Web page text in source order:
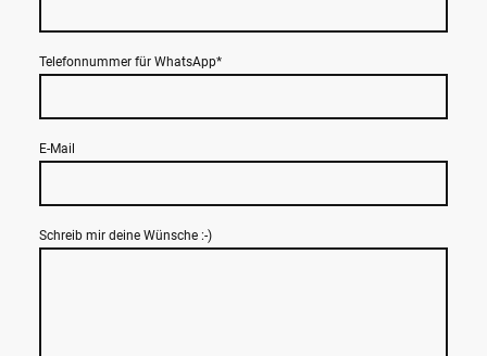
Telefonnummer für WhatsApp*
E-Mail
Schreib mir deine Wünsche :-)